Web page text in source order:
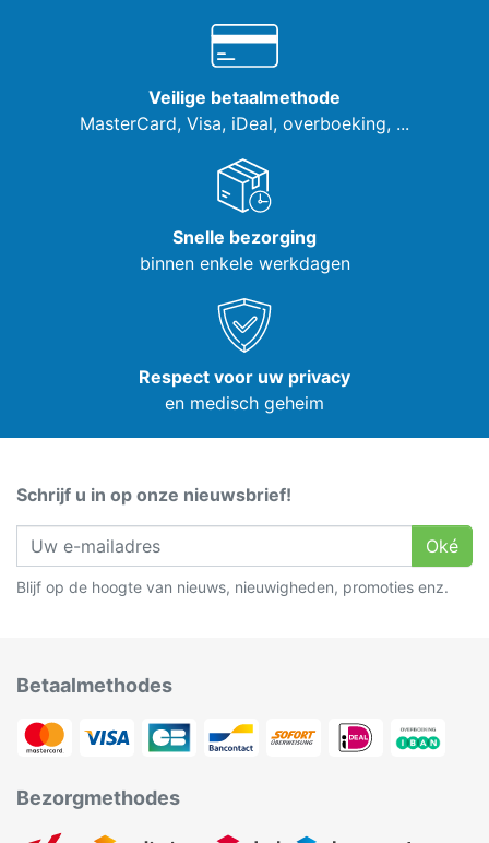
Veilige betaalmethode
MasterCard, Visa, iDeal, overboeking, ...
Snelle bezorging
binnen enkele werkdagen
Respect voor uw privacy
en medisch geheim
Schrijf u in op onze nieuwsbrief!
Oké
Blijf op de hoogte van nieuws, nieuwigheden, promoties enz.
Betaalmethodes
Bezorgmethodes